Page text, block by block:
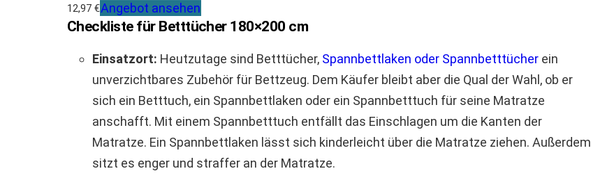
12,97 €Angebot ansehen
Checkliste für Betttücher 180×200 cm
Einsatzort: Heutzutage sind Betttücher, Spannbettlaken oder Spannbetttücher ein
unverzichtbares Zubehör für Bettzeug. Dem Käufer bleibt aber die Qual der Wahl, ob er
sich ein Betttuch, ein Spannbettlaken oder ein Spannbetttuch für seine Matratze
anschafft. Mit einem Spannbetttuch entfällt das Einschlagen um die Kanten der
Matratze. Ein Spannbettlaken lässt sich kinderleicht über die Matratze ziehen. Außerdem
sitzt es enger und straffer an der Matratze.